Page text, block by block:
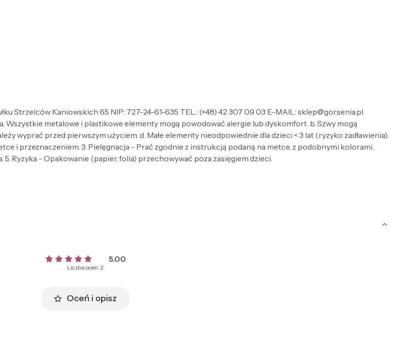
Strzelców Kaniowskich 65 NIP: 727-24-61-635 TEL.: (+48) 42 307 09 03 E-MAIL: sklep@gorsenia.pl
Wszystkie metalowe i plastikowe elementy mogą powodować alergie lub dyskomfort. b. Szwy mogą
wyprać przed pierwszym użyciem. d. Małe elementy nieodpowiednie dla dzieci < 3 lat (ryzyko zadławienia).
i przeznaczeniem. 3. Pielęgnacja - Prać zgodnie z instrukcją podaną na metce, z podobnymi kolorami.
Ryzyka - Opakowanie (papier, folia) przechowywać poza zasięgiem dzieci.
5.00
Liczba ocen: 2
Oceń i opisz